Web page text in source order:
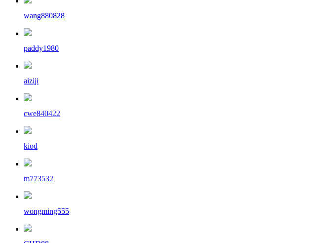
wang880828
paddy1980
aiziji
cwe840422
kiod
m773532
wongming555